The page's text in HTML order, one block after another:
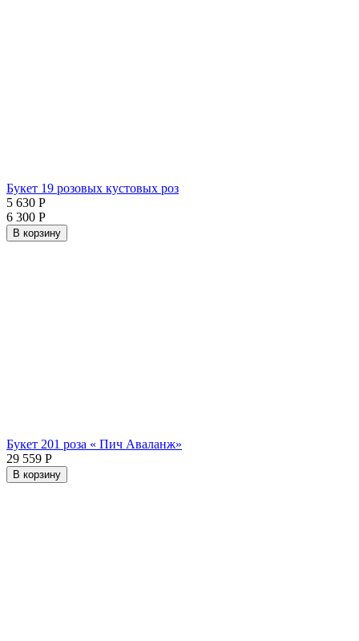
Букет 19 розовых кустовых роз
5 630 Р
6 300 Р
В корзину
Букет 201 роза « Пич Аваланж»
29 559 Р
В корзину